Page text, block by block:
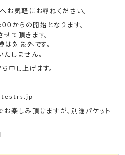
お気軽にお尋ねください。
からの開始となります。
て頂きます。
は対象外です。
しません。
申し上げます。
楽しみ頂けますが、別途パケット